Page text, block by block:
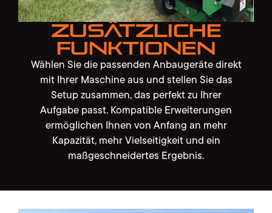
Zusätzliche
Funktionen
Wählen Sie die passenden Anbaugeräte direkt
mit Ihrer Maschine aus und stellen Sie das
Setup zusammen, das perfekt zu Ihrer
Aufgabe passt. Kompatible Erweiterungen
ermöglichen Ihnen von Anfang an mehr
Kapazität, mehr Vielseitigkeit und ein
maßgeschneidertes Ergebnis.